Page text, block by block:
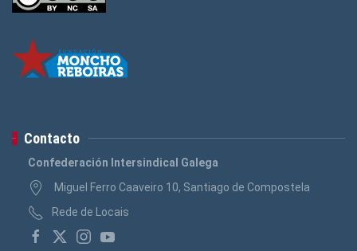
Contacto
Confederación Intersindical Galega
Miguel Ferro Caaveiro 10, Santiago de Compostela
Rede de Locais